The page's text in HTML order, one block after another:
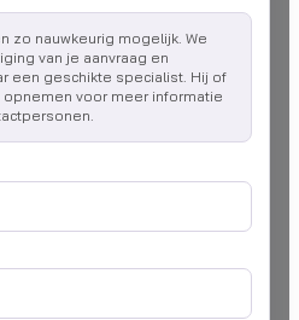
zo nauwkeurig mogelijk. We
van je aanvraag en
een geschikte specialist. Hij of
opnemen voor meer informatie